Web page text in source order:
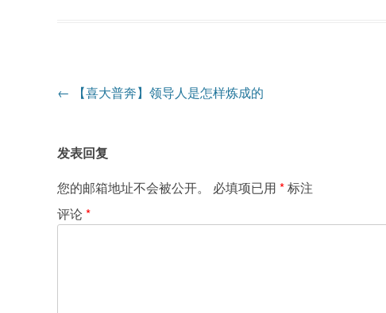
文
导
← 【喜大普奔】领导人是怎样炼成的
发表回复
您的邮箱地址不会被公开。
必填项已用 *标注
评论*